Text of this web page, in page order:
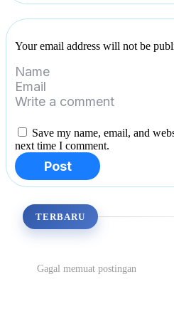
Your email address will not be
Save my name, email, and
next time I comment.
Post
TERBARU
Gagal memuat postingan